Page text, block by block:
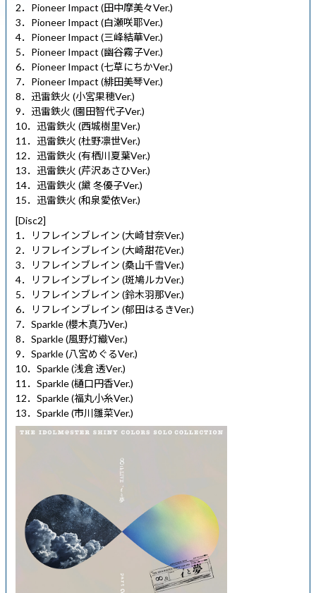
2．Pioneer Impact (田中摩美々Ver.)
3．Pioneer Impact (白瀬咲耶Ver.)
4．Pioneer Impact (三峰結華Ver.)
5．Pioneer Impact (幽谷霧子Ver.)
6．Pioneer Impact (七草にちかVer.)
7．Pioneer Impact (緋田美琴Ver.)
8．迅雷鉄火 (小宮果穂Ver.)
9．迅雷鉄火 (園田智代子Ver.)
10．迅雷鉄火 (西城樹里Ver.)
11．迅雷鉄火 (杜野凛世Ver.)
12．迅雷鉄火 (有栖川夏葉Ver.)
13．迅雷鉄火 (芹沢あさひVer.)
14．迅雷鉄火 (黛 冬優子Ver.)
15．迅雷鉄火 (和泉愛依Ver.)
[Disc2]
1．リフレインブレイン (大崎甘奈Ver.)
2．リフレインブレイン (大崎甜花Ver.)
3．リフレインブレイン (桑山千雪Ver.)
4．リフレインブレイン (斑鳩ルカVer.)
5．リフレインブレイン (鈴木羽那Ver.)
6．リフレインブレイン (郁田はるきVer.)
7．Sparkle (櫻木真乃Ver.)
8．Sparkle (風野灯織Ver.)
9．Sparkle (八宮めぐるVer.)
10．Sparkle (浅倉 透Ver.)
11．Sparkle (樋口円香Ver.)
12．Sparkle (福丸小糸Ver.)
13．Sparkle (市川雛菜Ver.)